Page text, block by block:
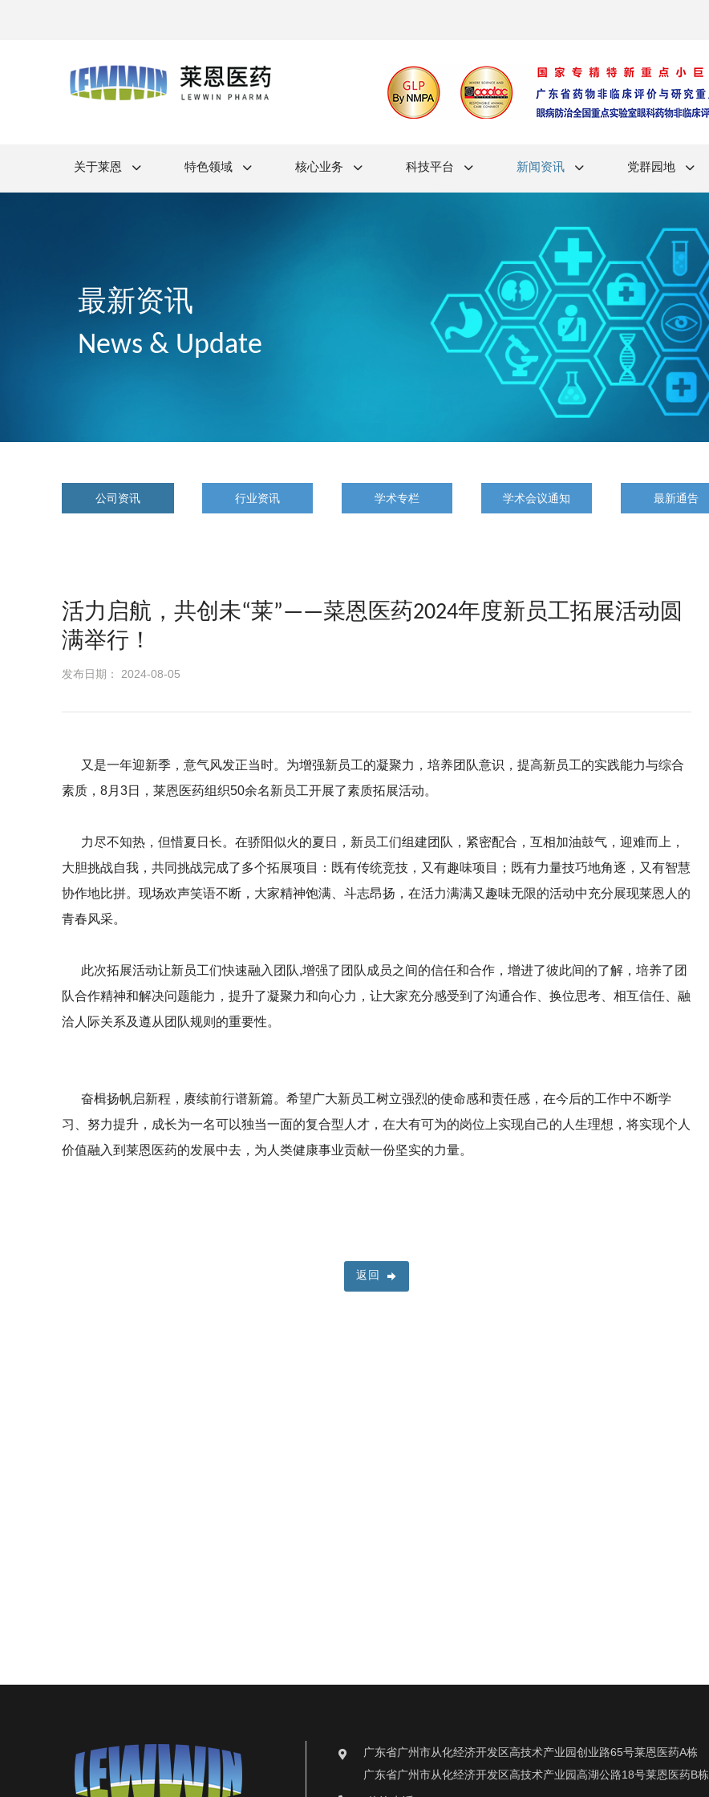
关于莱恩 特色领域 核心业务 科技平台 新闻资讯 党群园地
最新资讯
News & Update
公司资讯 行业资讯 学术专栏 学术会议通知 最新通告
活力启航，共创未“莱”——菜恩医药2024年度新员工拓展活动圆
满举行！
发布日期： 2024-08-05
又是一年迎新季，意气风发正当时。为增强新员工的凝聚力，培养团队意识，提高新员工的实践能力与综合
素质，8月3日，莱恩医药组织50余名新员工开展了素质拓展活动。
力尽不知热，但惜夏日长。在骄阳似火的夏日，新员工们组建团队，紧密配合，互相加油鼓气，迎难而上，
大胆挑战自我，共同挑战完成了多个拓展项目：既有传统竞技，又有趣味项目；既有力量技巧地角逐，又有智慧
协作地比拼。现场欢声笑语不断，大家精神饱满、斗志昂扬，在活力满满又趣味无限的活动中充分展现莱恩人的
青春风采。
此次拓展活动让新员工们快速融入团队,增强了团队成员之间的信任和合作，增进了彼此间的了解，培养了团
队合作精神和解决问题能力，提升了凝聚力和向心力，让大家充分感受到了沟通合作、换位思考、相互信任、融
洽人际关系及遵从团队规则的重要性。
奋楫扬帆启新程，赓续前行谱新篇。希望广大新员工树立强烈的使命感和责任感，在今后的工作中不断学
习、努力提升，成长为一名可以独当一面的复合型人才，在大有可为的岗位上实现自己的人生理想，将实现个人
价值融入到莱恩医药的发展中去，为人类健康事业贡献一份坚实的力量。
返回
广东省广州市从化经济开发区高技术产业园创业路65号莱恩医药A栋
广东省广州市从化经济开发区高技术产业园高湖公路18号莱恩医药B栋